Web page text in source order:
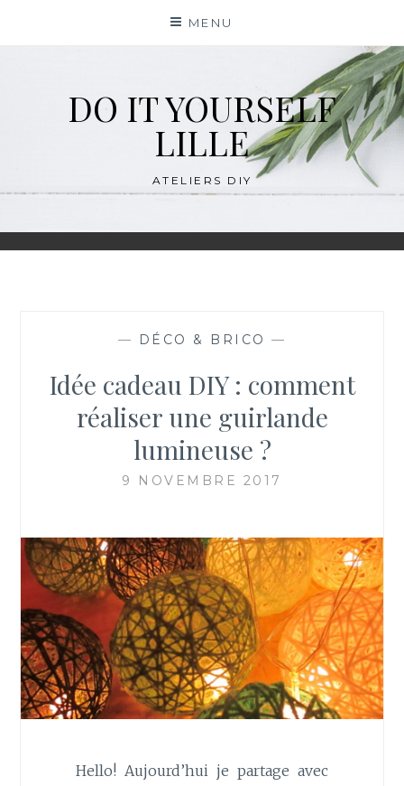
MENU
DO IT YOURSELF
LILLE
ATELIERS DIY
— DÉCO & BRICO —
Idée cadeau DIY : comment
réaliser une guirlande
lumineuse ?
9 NOVEMBRE 2017
Hello! Aujourd’hui je partage avec